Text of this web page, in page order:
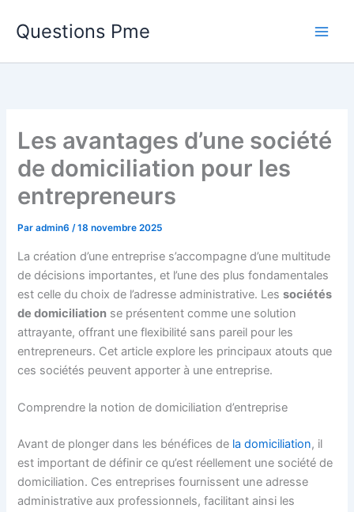
Questions Pme
Les avantages d’une société
de domiciliation pour les
entrepreneurs
Paradmin6/18 novembre 2025
La création d’une entreprise s’accompagne d’une multitude
de décisions importantes, et l’une des plus fondamentales
est celle du choix de l’adresse administrative. Lessociétés
de domiciliation se présentent comme une solution
attrayante, offrant une flexibilité sans pareil pour les
entrepreneurs. Cet article explore les principaux atouts que
ces sociétés peuvent apporter à une entreprise.
Comprendre la notion de domiciliation d’entreprise
Avant de plonger dans les bénéfices de la domiciliation, il
est important de définir ce qu’est réellement une société de
domiciliation. Ces entreprises fournissent une adresse
administrative aux professionnels, facilitant ainsi les